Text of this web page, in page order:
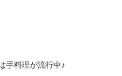
手料理が流行中♪